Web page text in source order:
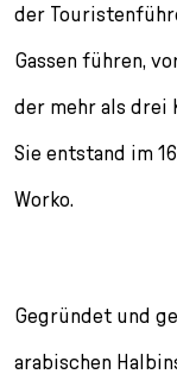
der
Gassen führen,
der mehr als drei
Sie entstand im
Worko.
Gegründet und
arabischen